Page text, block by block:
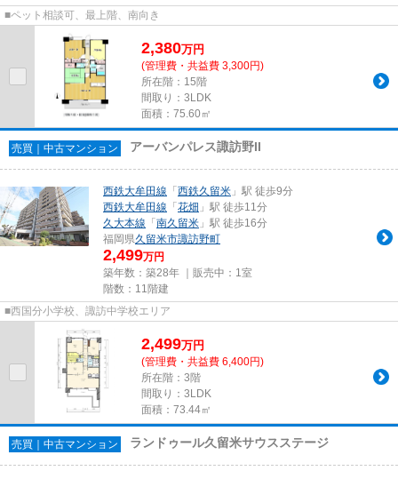
■ペット相談可、最上階、南向き
2,380万円
(管理費・共益費 3,300円)
所在階：15階
間取り：3LDK
面積：75.60㎡
売買｜中古マンション アーバンパレス諏訪野II
西鉄大牟田線 「 西鉄久留米 」駅 徒歩9分
西鉄大牟田線 「 花畑 」駅 徒歩11分
久大本線 「 南久留米 」駅 徒歩16分
福岡県久留米市諏訪野町
2,499万円
築年数：築28年 ｜販売中： 1室
階数：11階建
■西国分小学校、諏訪中学校エリア
2,499万円
(管理費・共益費 6,400円)
所在階：3階
間取り：3LDK
面積：73.44㎡
売買｜中古マンション ランドゥール久留米サウスステージ